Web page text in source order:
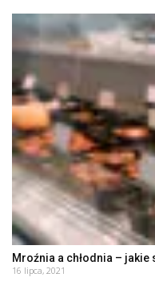
Mroźnia a chłodnia – jakie
16 lipca, 2021